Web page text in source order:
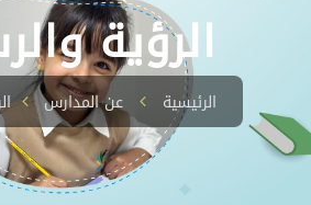
الرؤية
الرئيسية عن المدارس